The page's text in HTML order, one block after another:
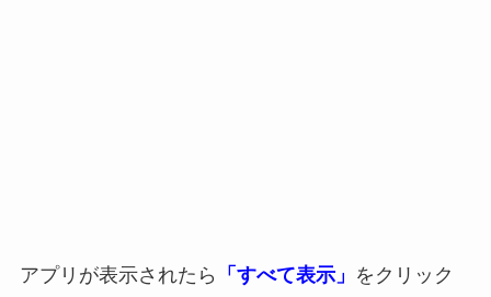
アプリが表示されたら 「すべて表示」 をクリック